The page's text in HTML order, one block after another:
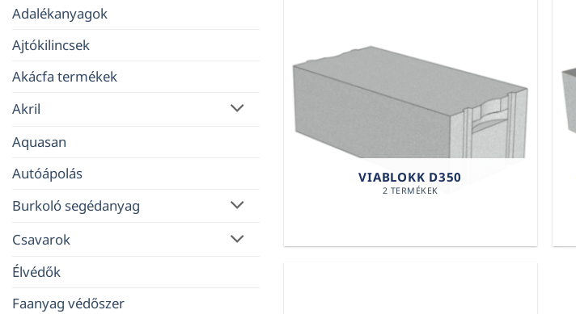
Adalékanyagok
Ajtókilincsek
Akácfa termékek
Akril
Aquasan
Autóápolás
Burkoló segédanyag
Csavarok
Élvédők
Faanyag védőszer
VIABLOKK D350
2 TERMÉKEK